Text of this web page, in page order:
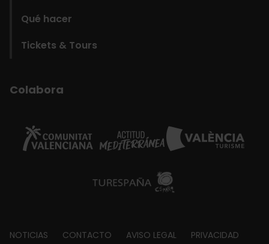
Qué hacer
Tickets & Tours
Colabora
NOTICIAS CONTACTO AVISO LEGAL PRIVACIDAD